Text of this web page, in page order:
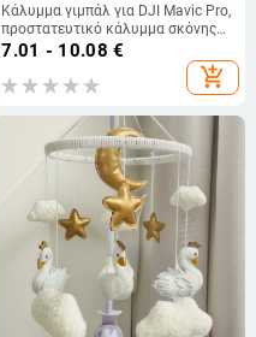
Κάλυμμα γιμπάλ για DJI Mavic Pro,
προστατευτικό κάλυμμα σκόνης
drone και κλιπ καλύμματος φακού
7.01 - 10.08 €
add_shopping_cart